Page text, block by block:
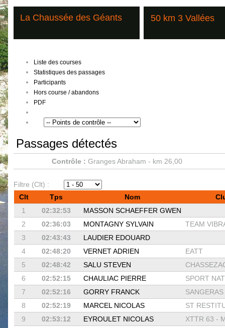
La Chaussée des Géants 50 km 3 Vallées
Liste des courses
Statistiques des passages
Participants
Hors course / abandons
PDF
Passages détectés
Contrôle : Granges Abraham - km 26,00
Filtre (Clt) :
Clt
Tps Nom
1
02:32:53
MASSON SCHAEFFER GWEN
2
02:36:03 MONTAGNY SYLVAIN
TEAM
3
02:43:43
LAUDIER EDOUARD
4
02:48:20 VERNET ADRIEN
EATT
5
02:48:42 SALU STEVEN
6
02:52:15 CHAULIAC PIERRE
SPORT
7
02:52:16 GORRY FRANCK
SANGERAS
8
02:52:19 MARCEL NICOLAS
ST
9
02:53:12 EYROULET NICOLAS
XTTR 63 -